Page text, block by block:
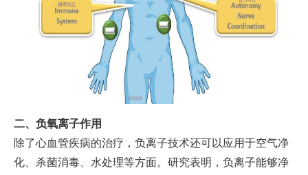
二、负氧离子作用
除了心血管疾病的治疗，负离子技术还可以应用于空气净
化、杀菌消毒、水处理等方面。研究表明，负离子能够净